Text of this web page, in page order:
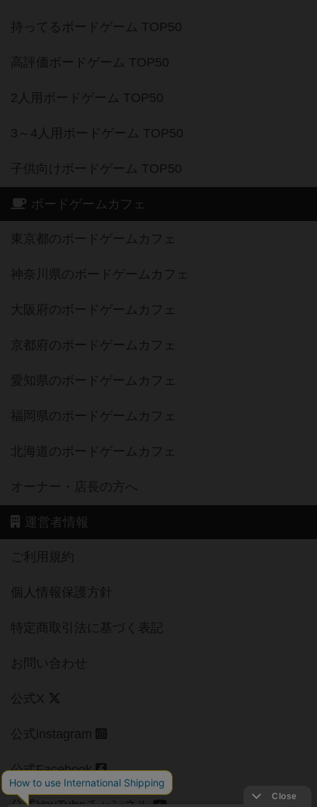
持ってるボードゲーム TOP50
高評価ボードゲーム TOP50
2人用ボードゲーム TOP50
3～4人用ボードゲーム TOP50
子供向けボードゲーム TOP50
ボードゲームカフェ
東京都のボードゲームカフェ
神奈川県のボードゲームカフェ
大阪府のボードゲームカフェ
京都府のボードゲームカフェ
愛知県のボードゲームカフェ
福岡県のボードゲームカフェ
北海道のボードゲームカフェ
オーナー・店長の方へ
運営者情報
ご利用規約
個人情報保護方針
特定商取引法に基づく表記
お問い合わせ
公式X
公式instagram
公式Facebook